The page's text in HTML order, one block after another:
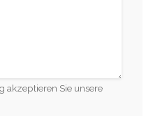
akzeptieren Sie unsere